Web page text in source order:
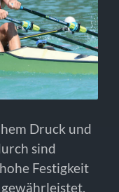
Druck und
sind
Festigkeit